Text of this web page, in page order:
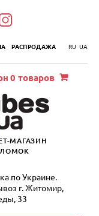
РАСПРОДАЖА RU UA
МАГАЗИН
по Украине.
г. Житомир,
33
0 товаров